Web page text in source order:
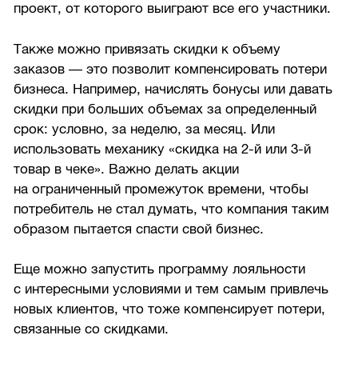
проект, от которого выиграют все его участники.
Также можно привязать скидки к объему
заказов — это позволит компенсировать потери
бизнеса. Например, начислять бонусы или давать
скидки при больших объемах за определенный
срок: условно, за неделю, за месяц. Или
использовать механику «скидка на2-й или3-й
товар в чеке». Важно делать акции
на ограниченный промежуток времени, чтобы
потребитель не стал думать, что компания таким
образом пытается спасти свой бизнес.
Еще можно запустить программу лояльности
с интересными условиями и тем самым привлечь
новых клиентов, что тоже компенсирует потери,
связанные со скидками.